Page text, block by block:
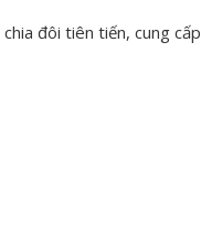
đôi tiên tiến, cung cấp